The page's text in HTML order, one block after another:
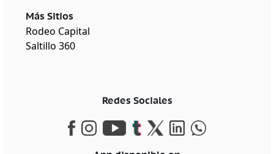
Más Sitios
Rodeo Capital
Saltillo 360
Redes Sociales